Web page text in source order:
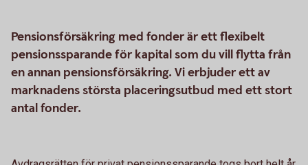
Pensionsförsäkring med fonder är ett flexibelt
pensionssparande för kapital som du vill flytta från
en annan pensionsförsäkring. Vi erbjuder ett av
marknadens största placeringsutbud med ett stort
antal fonder.